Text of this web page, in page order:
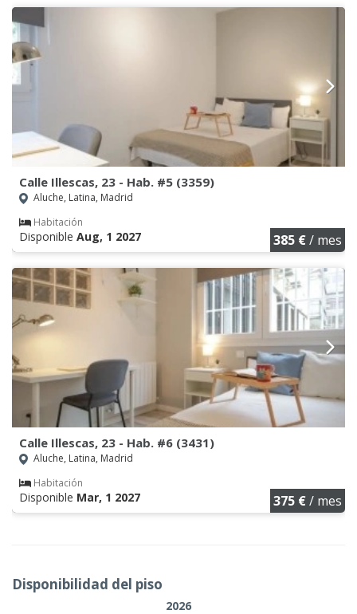
Calle Illescas, 23 - Hab. #5 (3359)
Aluche, Latina, Madrid
Habitación
Disponible Aug, 1 2027 385 €/ mes
Calle Illescas, 23 - Hab. #6 (3431)
Aluche, Latina, Madrid
Habitación
Disponible Mar, 1 2027 375 €/ mes
Disponibilidad del piso
2026